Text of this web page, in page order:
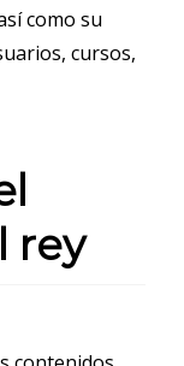
como su
cursos,
rey